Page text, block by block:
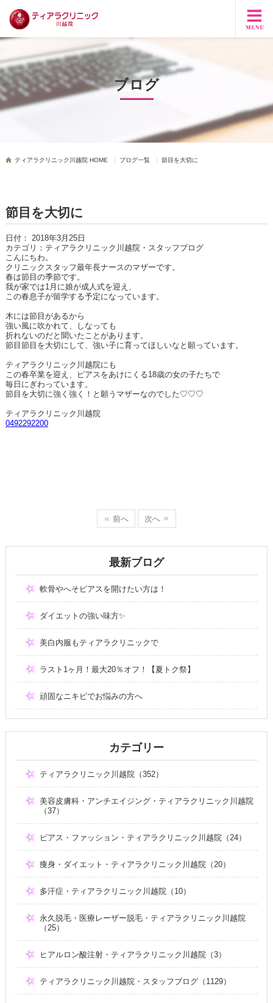
ブログ
ティアラクリニック川越院 HOME ブログ一覧 節目を大切に
節目を大切に
日付： 2018年3月25日
カテゴリ： ティアラクリニック川越院・スタッフブログ
こんにちわ。
クリニックスタッフ最年長ナースのマザーです。
春は節目の季節です。
我が家では1月に娘が成人式を迎え、
この春息子が留学する予定になっています。
木には節目があるから
強い風に吹かれて、しなっても
折れないのだと聞いたことがあります。
節目節目を大切にして、強い子に育ってほしいなと願っています。
ティアラクリニック川越院にも
この春卒業を迎え、ピアスをあけにくる18歳の女の子たちで
毎日にぎわっています。
節目を大切に強く強く！と願うマザーなのでした♡♡♡
ティアラクリニック川越院
0492292200
前へ 次へ
最新ブログ
軟骨やへそピアスを開けたい方は！
ダイエットの強い味方✨
美白内服もティアラクリニックで
ラスト1ヶ月！最大20％オフ！【夏トク祭】
頑固なニキビでお悩みの方へ
カテゴリー
ティアラクリニック川越院（352）
美容皮膚科・アンチエイジング・ティアラクリニック川越院
（37）
ピアス・ファッション・ティアラクリニック川越院（24）
痩身・ダイエット・ティアラクリニック川越院（20）
多汗症・ティアラクリニック川越院（10）
永久脱毛・医療レーザー脱毛・ティアラクリニック川越院
（25）
ヒアルロン酸注射・ティアラクリニック川越院（3）
ティアラクリニック川越院・スタッフブログ（1129）